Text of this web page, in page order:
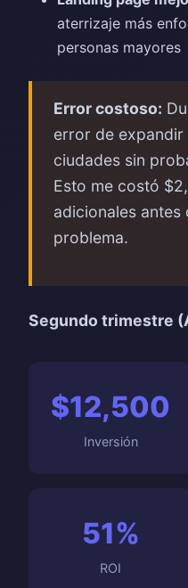
aterrizaje más
personas mayores
Error costoso:
error de
ciudades sin
Esto me costó
adicionales antes
problema.
Segundo trimestre
$12,500
Inversión
51%
ROI